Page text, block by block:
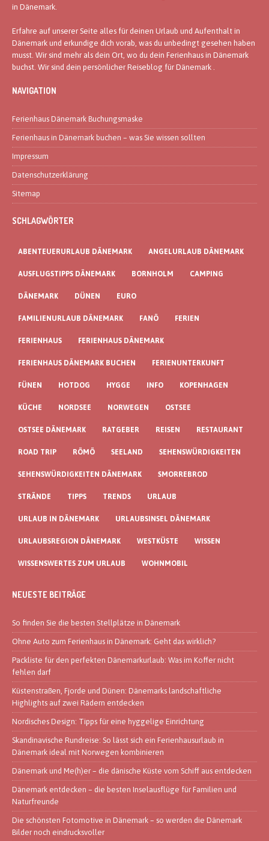
in Dänemark.
Erfahre auf unserer Seite alles für deinen Urlaub und Aufenthalt in
Dänemark und erkundige dich vorab, was du unbedingt gesehen haben
musst. Wir sind mehr als dein Ort, wo du dein Ferienhaus in Dänemark
buchst. Wir sind dein persönlicher Reiseblog für Dänemark .
NAVIGATION
Ferienhaus Dänemark Buchungsmaske
Ferienhaus in Dänemark buchen – was Sie wissen sollten
Impressum
Datenschutzerklärung
Sitemap
SCHLAGWÖRTER
ABENTEUERURLAUB DÄNEMARK ANGELURLAUB DÄNEMARK
AUSFLUGSTIPPS DÄNEMARK BORNHOLM CAMPING
DÄNEMARK DÜNEN EURO
FAMILIENURLAUB DÄNEMARK FANÖ FERIEN
FERIENHAUS FERIENHAUS DÄNEMARK
FERIENHAUS DÄNEMARK BUCHEN FERIENUNTERKUNFT
FÜNEN HOTDOG HYGGE INFO KOPENHAGEN
KÜCHE NORDSEE NORWEGEN OSTSEE
OSTSEE DÄNEMARK RATGEBER REISEN RESTAURANT
ROAD TRIP RÖMÖ SEELAND SEHENSWÜRDIGKEITEN
SEHENSWÜRDIGKEITEN DÄNEMARK SMORREBROD
STRÄNDE TIPPS TRENDS URLAUB
URLAUB IN DÄNEMARK URLAUBSINSEL DÄNEMARK
URLAUBSREGION DÄNEMARK WESTKÜSTE WISSEN
WISSENSWERTES ZUM URLAUB WOHNMOBIL
NEUESTE BEITRÄGE
So finden Sie die besten Stellplätze in Dänemark
Ohne Auto zum Ferienhaus in Dänemark: Geht das wirklich?
Packliste für den perfekten Dänemarkurlaub: Was im Koffer nicht
fehlen darf
Küstenstraßen, Fjorde und Dünen: Dänemarks landschaftliche
Highlights auf zwei Rädern entdecken
Nordisches Design: Tipps für eine hyggelige Einrichtung
Skandinavische Rundreise: So lässt sich ein Ferienhausurlaub in
Dänemark ideal mit Norwegen kombinieren
Dänemark und Me(h)er – die dänische Küste vom Schiff aus entdecken
Dänemark entdecken – die besten Inselausflüge für Familien und
Naturfreunde
Die schönsten Fotomotive in Dänemark – so werden die Dänemark
Bilder noch eindrucksvoller